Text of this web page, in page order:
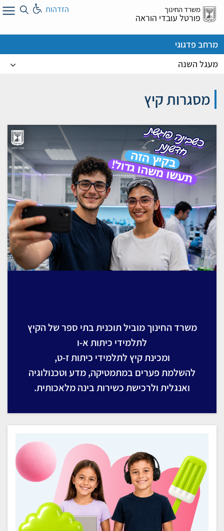
דלג
אל
משרד החינוך
פורטל עובדי הוראה
הזדהות
מרחב פדגוגי
מעגל השנה
מסגרות קיץ
משרד החינוך מוביל תוכנית בתי ספר של הקיץ
לתלמידי כיתות א-ו
ומכינת קיץ לתלמידי כיתות ז-ט,
להשלמת פערים במתמטיקה, מדע וטכנולוגיה
ואנגלית ולרכישת כשירות בינה מלאכותית.